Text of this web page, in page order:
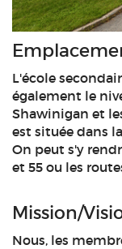
L'école
également le
Shawinigan et
est située dans
On peut s'y
et 55 ou les
Mission/
Nous, les